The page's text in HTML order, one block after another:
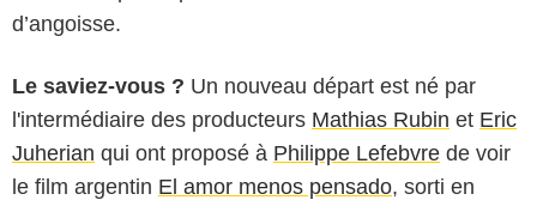
d’angoisse.
Le saviez-vous ? Un nouveau départ est né par
l'intermédiaire des producteurs Mathias Rubin et Eric
Juherian qui ont proposé à Philippe Lefebvre de voir
le film argentin El amor menos pensado, sorti en